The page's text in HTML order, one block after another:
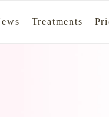
Treatments